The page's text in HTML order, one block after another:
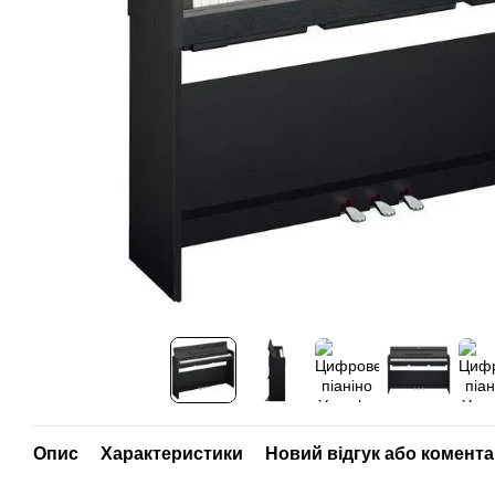
Опис Характеристики Новий відгук або